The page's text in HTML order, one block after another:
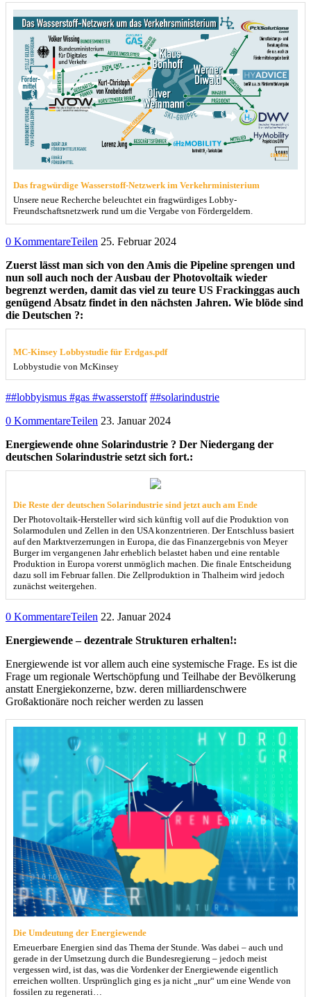
Das fragwürdige Wasserstoff-Netzwerk im Verkehrministerium
Unsere neue Recherche beleuchtet ein fragwürdiges Lobby-
Freundschaftsnetzwerk rund um die Vergabe von Fördergeldern.
0 KommentareTeilen 25. Februar 2024
Zuerst lässt man sich von den Amis die Pipeline sprengen und
nun soll auch noch der Ausbau der Photovoltaik wieder
begrenzt werden, damit das viel zu teure US Frackinggas auch
genügend Absatz findet in den nächsten Jahren. Wie blöde sind
die Deutschen ?:
MC-Kinsey Lobbystudie für Erdgas.pdf
Lobbystudie von McKinsey
##lobbyismus #gas #wasserstoff ##solarindustrie
0 KommentareTeilen 23. Januar 2024
Energiewende ohne Solarindustrie ? Der Niedergang der
deutschen Solarindustrie setzt sich fort.:
Die Reste der deutschen Solarindustrie sind jetzt auch am Ende
Der Photovoltaik-Hersteller wird sich künftig voll auf die Produktion von
Solarmodulen und Zellen in den USA konzentrieren. Der Entschluss basiert
auf den Marktverzerrungen in Europa, die das Finanzergebnis von Meyer
Burger im vergangenen Jahr erheblich belastet haben und eine rentable
Produktion in Europa vorerst unmöglich machen. Die finale Entscheidung
dazu soll im Februar fallen. Die Zellproduktion in Thalheim wird jedoch
zunächst weitergehen.
0 KommentareTeilen 22. Januar 2024
Energiewende – dezentrale Strukturen erhalten!:
Energiewende ist vor allem auch eine systemische Frage. Es ist die
Frage um regionale Wertschöpfung und Teilhabe der Bevölkerung
anstatt Energiekonzerne, bzw. deren milliardenschwere
Großaktionäre noch reicher werden zu lassen
Die Umdeutung der Energiewende
Erneuerbare Energien sind das Thema der Stunde. Was dabei – auch und
gerade in der Umsetzung durch die Bundesregierung – jedoch meist
vergessen wird, ist das, was die Vordenker der Energiewende eigentlich
erreichen wollten. Ursprünglich ging es ja nicht „nur“ um eine Wende von
fossilen zu regenerati…